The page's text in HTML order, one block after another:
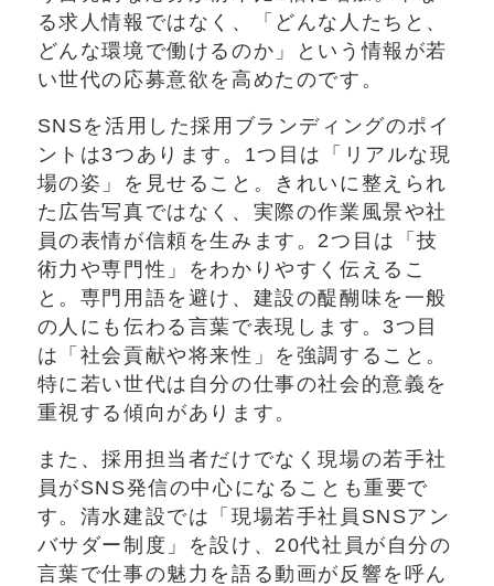
る求人情報ではなく、「どんな人たちと、
どんな環境で働けるのか」という情報が若
い世代の応募意欲を高めたのです。
SNSを活用した採用ブランディングのポイ
ントは3つあります。1つ目は「リアルな現
場の姿」を見せること。きれいに整えられ
た広告写真ではなく、実際の作業風景や社
員の表情が信頼を生みます。2つ目は「技
術力や専門性」をわかりやすく伝えるこ
と。専門用語を避け、建設の醍醐味を一般
の人にも伝わる言葉で表現します。3つ目
は「社会貢献や将来性」を強調すること。
特に若い世代は自分の仕事の社会的意義を
重視する傾向があります。
また、採用担当者だけでなく現場の若手社
員がSNS発信の中心になることも重要で
す。清水建設では「現場若手社員SNSアン
バサダー制度」を設け、20代社員が自分の
言葉で仕事の魅力を語る動画が反響を呼ん